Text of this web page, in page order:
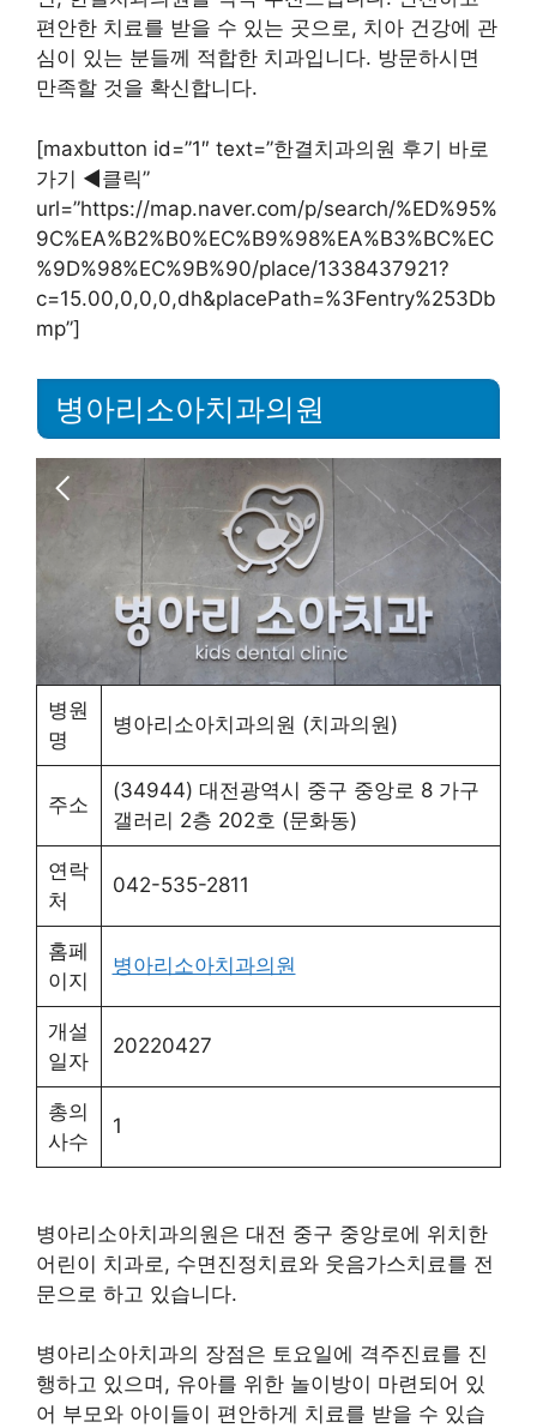
편안한 치료를 받을 수 있는 곳으로, 치아 건강에 관
심이 있는 분들께 적합한 치과입니다. 방문하시면
만족할 것을 확신합니다.
[maxbutton id=”1″ text=”한결치과의원 후기 바로
가기 ◀︎클릭”
url=”https://map.naver.com/p/search/%ED%95%
9C%EA%B2%B0%EC%B9%98%EA%B3%BC%EC
%9D%98%EC%9B%90/place/1338437921?
c=15.00,0,0,0,dh&placePath=%3Fentry%253Db
mp”]
병아리소아치과의원
병원
명
병아리소아치과의원 (치과의원)
주소
(34944) 대전광역시 중구 중앙로 8 가구
갤러리 2층 202호 (문화동)
연락
처
042-535-2811
홈페
이지
병아리소아치과의원
개설
일자
20220427
총의
사수
1
병아리소아치과의원은 대전 중구 중앙로에 위치한
어린이 치과로, 수면진정치료와 웃음가스치료를 전
문으로 하고 있습니다.
병아리소아치과의 장점은 토요일에 격주진료를 진
행하고 있으며, 유아를 위한 놀이방이 마련되어 있
어 부모와 아이들이 편안하게 치료를 받을 수 있습